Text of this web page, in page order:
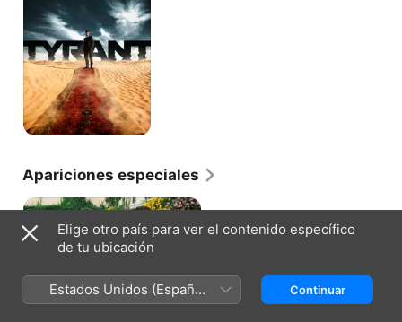
Apariciones especiales
ROYAL PAINS · T3, E9
Yo Primero
Hank es llamado para ayudar a un
Elige otro país para ver el contenido específico
de tu ubicación
Estados Unidos (Español
México)
Continuar